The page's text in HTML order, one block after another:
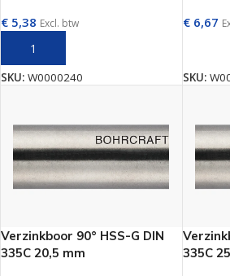
€ 5,38 Excl. btw
SKU: W0000240
€6,67
SKU:
Verzinkboor 90° HSS-G DIN
335C 20,5 mm
335C